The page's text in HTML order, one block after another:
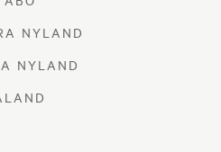
NYLAND
NYLAND